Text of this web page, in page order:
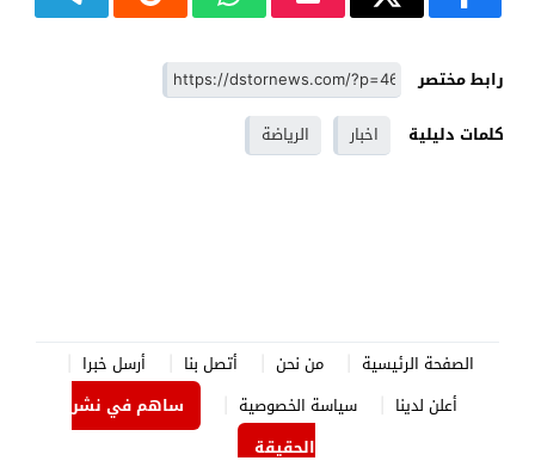
رابط مختصر
كلمات دليلية
اخبار الرياضة
الصفحة الرئيسية من نحن أتصل بنا
أرسل خبرا
أعلن لدينا
سياسة الخصوصية
ساهم في نشر
الحقيقة